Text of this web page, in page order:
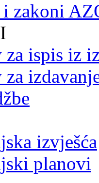
zakoni
za ispis iz
za
izvješća
planovi